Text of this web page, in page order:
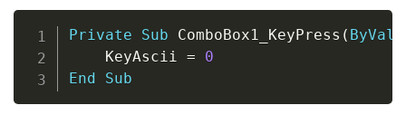
Private Sub ComboBox1_KeyPress ( ByVal
    KeyAscii
=
0
End
Sub
Copy